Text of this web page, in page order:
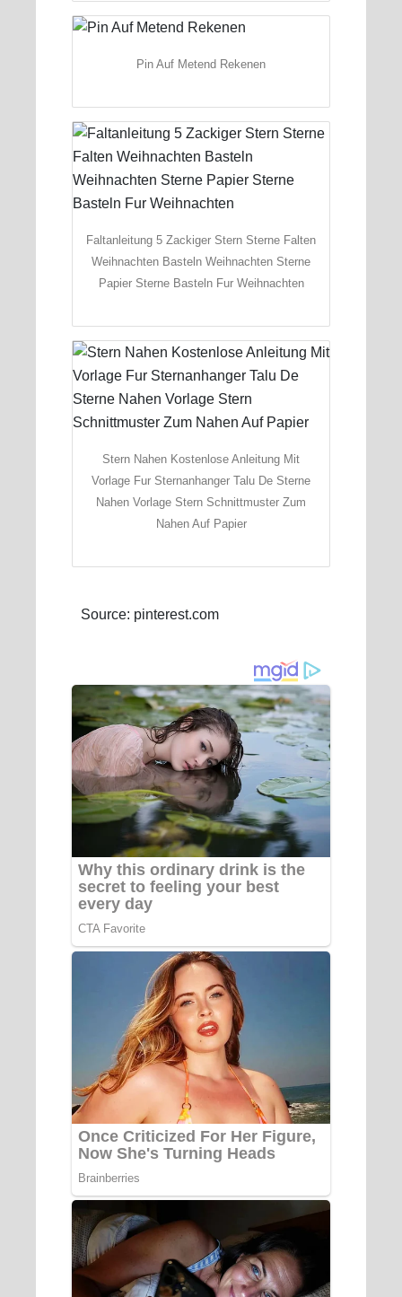
Pin Auf Metend Rekenen
Faltanleitung 5 Zackiger Stern Sterne Falten
Weihnachten Basteln Weihnachten Sterne
Papier Sterne Basteln Fur Weihnachten
Stern Nahen Kostenlose Anleitung Mit
Vorlage Fur Sternanhanger Talu De Sterne
Nahen Vorlage Stern Schnittmuster Zum
Nahen Auf Papier
Source: pinterest.com